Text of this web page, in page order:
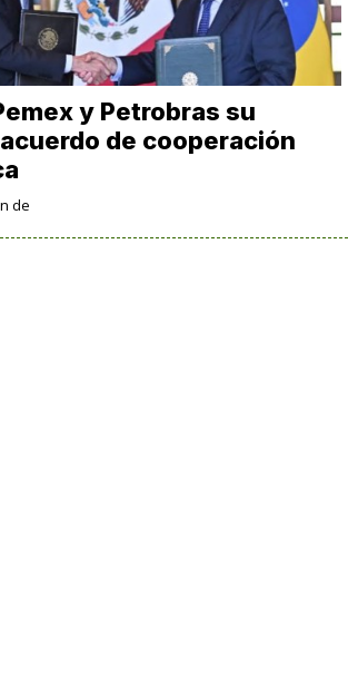
y Petrobras su
de cooperación
de